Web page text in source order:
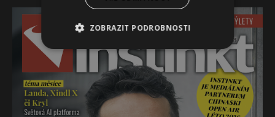
ZOBRAZIT PODROBNOSTI